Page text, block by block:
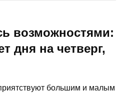
возможностями:
дня на четверг,
большим и малым